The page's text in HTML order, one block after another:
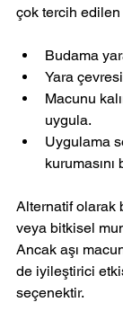
çok tercih edilen
Budama
Yara
Macunu
uygula.
Uygulama
kurumasını
Alternatif olarak
veya bitkisel
Ancak aşı
de iyileştirici
seçenektir.